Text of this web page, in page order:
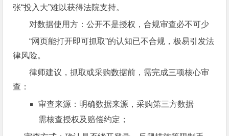
张“投入大”难以获得法院支持。
对数据使用方：公开不是授权，合规审查必不可少
“网页能打开即可抓取”的认知已不合规，极易引发法
律风险。
律师建议，抓取或采购数据前，需完成三项核心审
查：
审查来源：明确数据来源，采购第三方数据
需核查授权及赔偿约定；